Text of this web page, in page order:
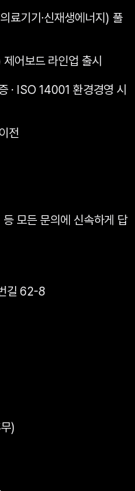
료기기·신재생에너지) 풀
제어보드 라인업 출시
· ISO 14001 환경경영 시
전
모든 문의에 신속하게 답
길 62-8
)